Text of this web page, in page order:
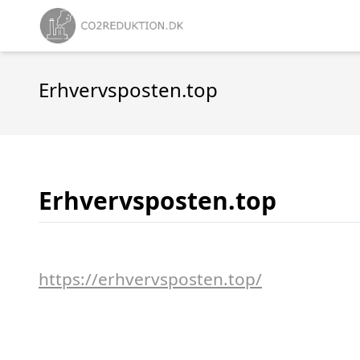
Erhvervsposten.top
Erhvervsposten.top
https://erhvervsposten.top/